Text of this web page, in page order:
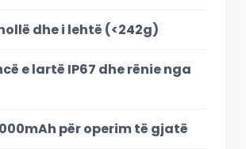
dhe i lehtë (<242g)
e lartë IP67 dhe rënie nga
për operim të gjatë